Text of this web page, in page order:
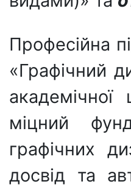
Професійна
«Графічний
міцний
графічних
досвід та